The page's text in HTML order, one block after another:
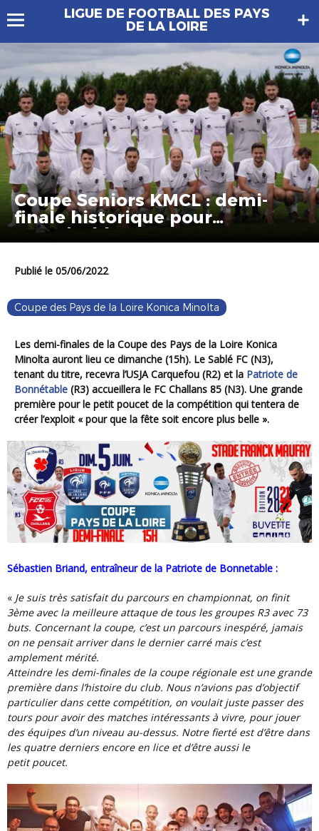
LIGUE DE FOOTBALL DES PAYS
DE LA LOIRE
Coupe Seniors KMCL : demi-
finale historique pour
Bonnétable !
Publié le 05/06/2022
Coupe des Pays de la Loire Konica Minolta
Les demi-finales de la Coupe des Pays de la Loire Konica
Minolta auront lieu ce dimanche (15h). Le Sablé FC (N3),
tenant du titre, recevra l’USJA Carquefou (R2) et la Patriote de
Bonnétable (R3) accueillera le FC Challans 85 (N3). Une grande
première pour le petit poucet de la compétition qui tentera de
créer l’exploit « pour que la fête soit encore plus belle ».
Sébastien Briand, entraîneur de la Patriote de Bonnetable :
« Je suis très satisfait du parcours en championnat, on finit
3ème avec la meilleure attaque de tous les groupes R3 avec 73
buts. Concernant la coupe, c’est un parcours inespéré, jamais
on ne pensait arriver dans le dernier carré mais c’est
amplement mérité.
Atteindre les demi-finales de la coupe régionale est une grande
première dans l’histoire du club. Nous n’avions pas d’objectif
particulier dans cette compétition, on voulait juste passer des
tours pour avoir des matches intéressants à vivre, pour jouer
des équipes d’un niveau au-dessus. Notre fierté est d’être dans
les quatre derniers encore en lice et d’être aussi le
petit poucet.